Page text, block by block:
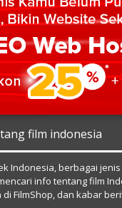
film indonesia
Indonesia, berbagai
info tentang film
FilmShop, dan kabar